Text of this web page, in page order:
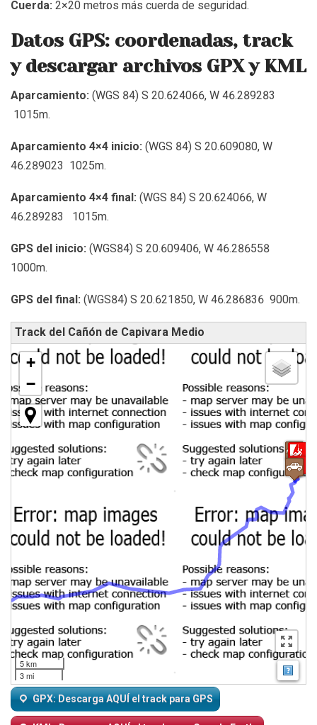
Cuerda: 2×20 metros más cuerda de seguridad.
Datos GPS: coordenadas, track
y descargar archivos GPX y KML
Aparcamiento: (WGS 84) S 20.624066, W 46.289283
1015m.
Aparcamiento 4×4 inicio: (WGS 84) S 20.609080, W
46.289023 1025m.
Aparcamiento 4×4 final: (WGS 84) S 20.624066, W
46.289283 1015m.
GPS del inicio: (WGS84) S 20.609406, W 46.286558
1000m.
GPS del final: (WGS84) S 20.621850, W 46.286836 900m.
Track del Cañón de Capivara Medio
+
−
5 km
3 mi
GPX: Descarga AQUÍ el track para GPS